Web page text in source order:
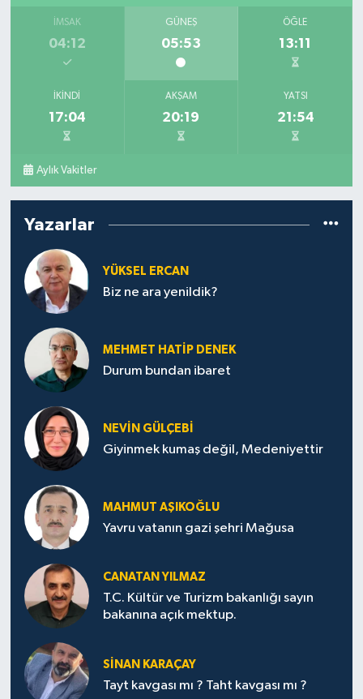
İMSAK
04:12
GÜNEŞ
05:53
ÖĞLE
13:11
İKINDI
17:04
AKŞAM
20:19
YATSI
21:54
Aylık Vakitler
Yazarlar
YÜKSEL ERCAN
Biz ne ara yenildik?
MEHMET HATİP DENEK
Durum bundan ibaret
NEVİN GÜLÇEBİ
Giyinmek kumaş değil, Medeniyettir
MAHMUT AŞIKOĞLU
Yavru vatanın gazi şehri Mağusa
CANATAN YILMAZ
T.C. Kültür ve Turizm bakanlığı sayın
bakanına açık mektup.
SİNAN KARAÇAY
Tayt kavgası mı ? Taht kavgası mı ?